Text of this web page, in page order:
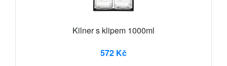
Kilner s klipem 1000ml
572 Kč